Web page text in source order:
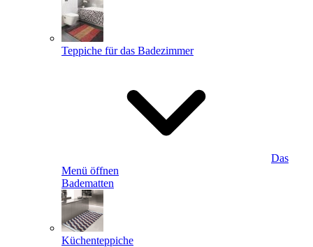
Teppiche für das Badezimmer
Das
Menü öffnen
Badematten
Küchenteppiche